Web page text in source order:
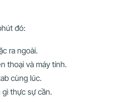
đó:
ra ngoài.
thoại và máy tính.
cùng lúc.
thực sự cần.